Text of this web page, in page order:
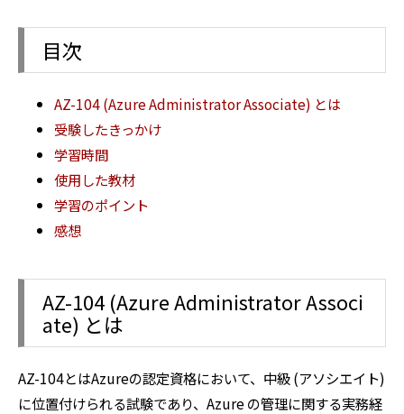
目次
AZ-104 (Azure Administrator Associate) とは
受験したきっかけ
学習時間
使用した教材
学習のポイント
感想
AZ-104 (Azure Administrator Associ
ate) とは
AZ-104とはAzureの認定資格において、中級 (アソシエイト)
に位置付けられる試験であり、Azure の管理に関する実務経